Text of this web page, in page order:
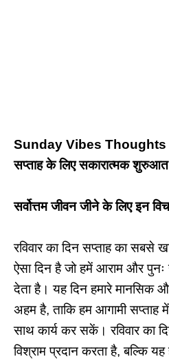
Sunday Vibes Thoughts
सप्ताह के लिए सकारात्मक
सर्वोत्तम जीवन जीने के लिए इन
रविवार का दिन सप्ताह का सबसे
ऐसा दिन है जो हमें आराम और पुनः
देता है। यह दिन हमारे मानसिक
अहम है, ताकि हम आगामी सप्ताह
साथ कार्य कर सकें। रविवार का
विश्राम प्रदान करता है, बल्कि